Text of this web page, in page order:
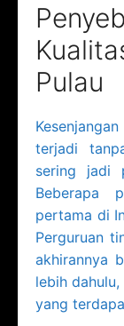
Pulau
terjadi
sering jadi
Beberapa
pertama di
Perguruan
akhirannya
lebih
yang